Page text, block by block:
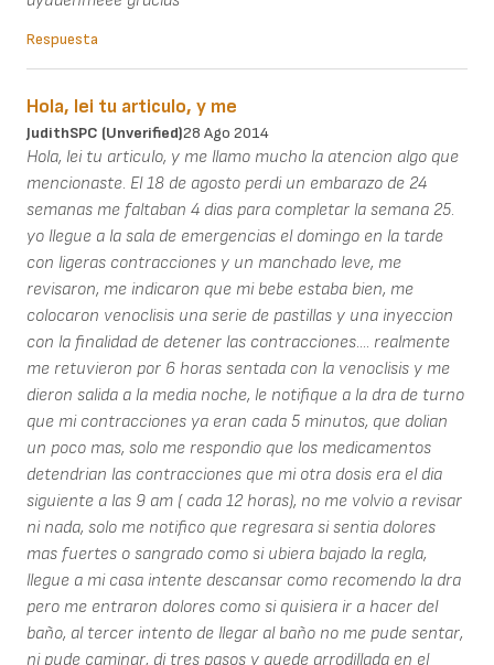
Respuesta
Hola, lei tu articulo, y me
JudithSPC (unverified)28 Ago 2014
Hola, lei tu articulo, y me llamo mucho la atencion algo que
mencionaste. El 18 de agosto perdi un embarazo de 24
semanas me faltaban 4 dias para completar la semana 25.
yo llegue a la sala de emergencias el domingo en la tarde
con ligeras contracciones y un manchado leve, me
revisaron, me indicaron que mi bebe estaba bien, me
colocaron venoclisis una serie de pastillas y una inyeccion
con la finalidad de detener las contracciones.... realmente
me retuvieron por 6 horas sentada con la venoclisis y me
dieron salida a la media noche, le notifique a la dra de turno
que mi contracciones ya eran cada 5 minutos, que dolian
un poco mas, solo me respondio que los medicamentos
detendrian las contracciones que mi otra dosis era el dia
siguiente a las 9 am ( cada 12 horas), no me volvio a revisar
ni nada, solo me notifico que regresara si sentia dolores
mas fuertes o sangrado como si ubiera bajado la regla,
llegue a mi casa intente descansar como recomendo la dra
pero me entraron dolores como si quisiera ir a hacer del
baño, al tercer intento de llegar al baño no me pude sentar,
ni pude caminar, di tres pasos y quede arrodillada en el